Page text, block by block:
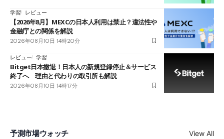
学習 レビュー
【2026年8月】MEXCの日本人利用は禁止？違法性や
金融庁との関係を解説
2026年08月10日 14時20分
レビュー 学習
Bitget日本撤退！日本人の新規登録停止＆サービス
終了へ 理由と代わりの取引所も解説
2026年08月10日 14時17分
予測市場ウォッチ View All